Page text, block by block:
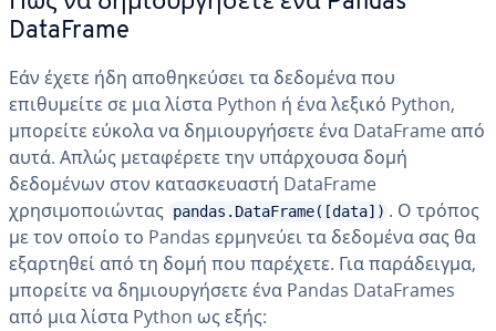
DataFrame
Εάν έχετε ήδη αποθηκεύσει τα δεδομένα που
επιθυμείτε σε μια λίστα Python ή ένα λεξικό Python,
μπορείτε εύκολα να δημιουργήσετε ένα DataFrame από
αυτά. Απλώς μεταφέρετε την υπάρχουσα δομή
δεδομένων στον κατασκευαστή DataFrame
χρησιμοποιώντας pandas.DataFrame([data]) . Ο τρόπος
με τον οποίο το Pandas ερμηνεύει τα δεδομένα σας θα
εξαρτηθεί από τη δομή που παρέχετε. Για παράδειγμα,
μπορείτε να δημιουργήσετε ένα Pandas DataFrames
από μια λίστα Python ως εξής: